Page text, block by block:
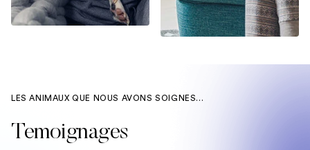
LES ANIMAUX QUE NOUS AVONS SOIGNES...
Temoignages